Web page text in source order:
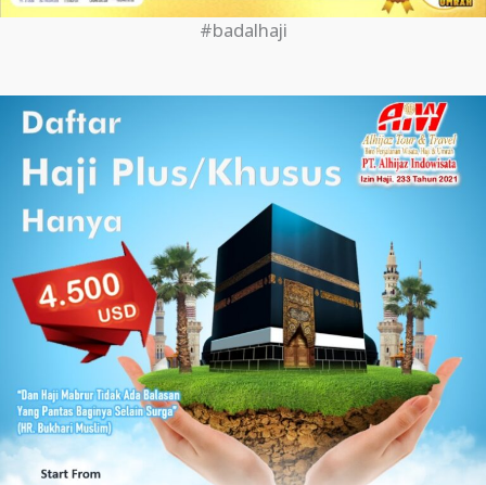
#badalhaji